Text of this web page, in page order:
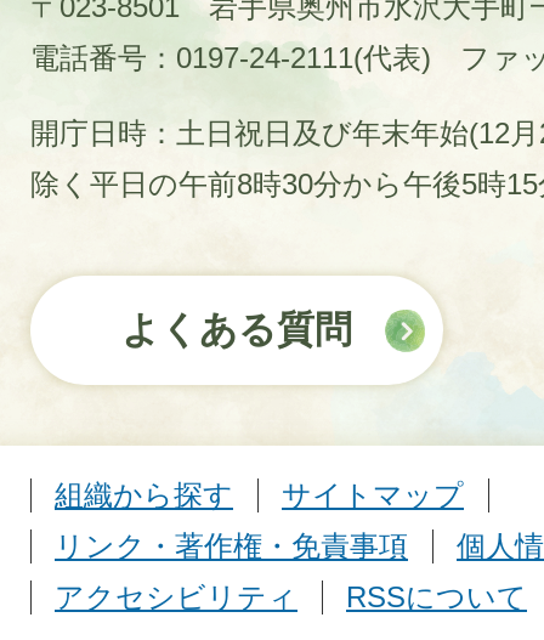
〒023-8501 岩手県奥州市水沢大手町
電話番号：0197-24-2111(代表)
ファ
開庁日時：土日祝日及び年末年始(12
除く平日の午前8時30分から午後5時
よくある質問
組織から探す
サイトマップ
リンク・著作権・免責事項
個人
アクセシビリティ
RSSについて